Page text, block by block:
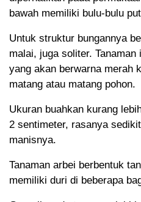
bawah memiliki bulu-bulu
Untuk struktur bungannya
malai, juga soliter.
yang akan berwarna merah
matang atau matang pohon.
Ukuran buahkan kurang
2 sentimeter, rasanya
manisnya.
Tanaman arbei berbentuk
memiliki duri di beberapa